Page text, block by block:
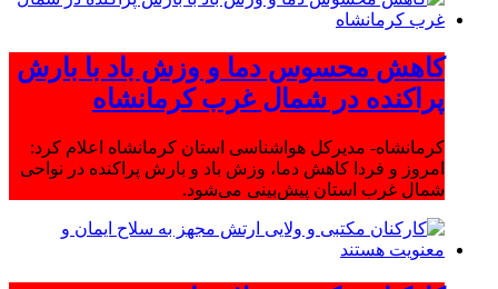
کاهش محسوس دما و وزش باد با بارش
پراکنده در شمال غرب کرمانشاه
کرمانشاه- مدیرکل هواشناسی استان کرمانشاه اعلام کرد:
امروز و فردا کاهش دما، وزش باد و بارش پراکنده در نواحی
شمال غرب استان پیش‌بینی می‌شود.